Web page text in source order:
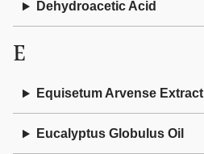
Dehydroacetic Acid
E
Equisetum Arvense Extract
Eucalyptus Globulus Oil